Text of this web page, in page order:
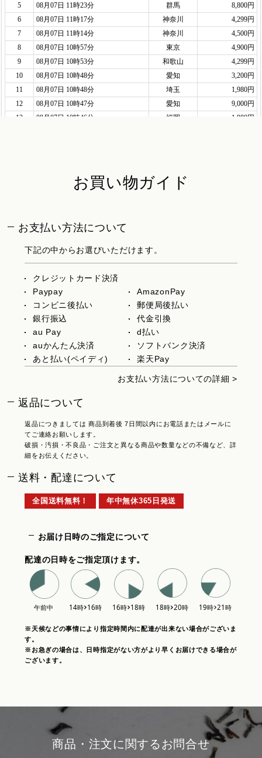
お買い物ガイド
お支払い方法について
下記の中からお選びいただけます。
クレジットカード決済
Paypay
AmazonPay
コンビニ後払い
郵便局後払い
銀行振込
代金引換
au Pay
d払い
auかんたん決済
ソフトバンク決済
あと払い(ペイディ)
楽天Pay
お支払い方法についての詳細 >
返品について
返品につきましては 商品到着後 7日間以内にお電話またはメールに
てご連絡お願いします。
破損・汚損・不良品・ご注文と異なる商品や数量などの不備など、詳
細をお伝えください。
送料・配達について
全国送料無料！ 年中無休365日発送
お届け日時のご指定について
配達の日時をご指定頂けます。
※天候などの事情により指定時間内に配達が出来ない場合がございま
す。
※お急ぎの場合は、日時指定がない方がより早くお届けできる場合が
ございます。
商品・注文に関するお問合せ